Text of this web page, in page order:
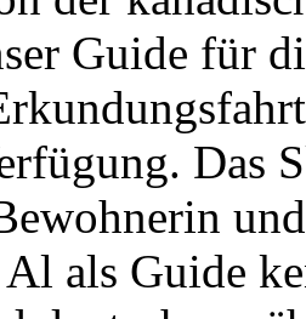
Guide für
Das
als Guide